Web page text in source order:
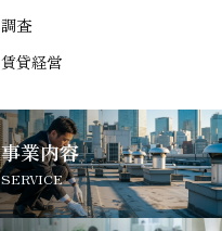
調査
賃貸経営
事業内容
SERVICE